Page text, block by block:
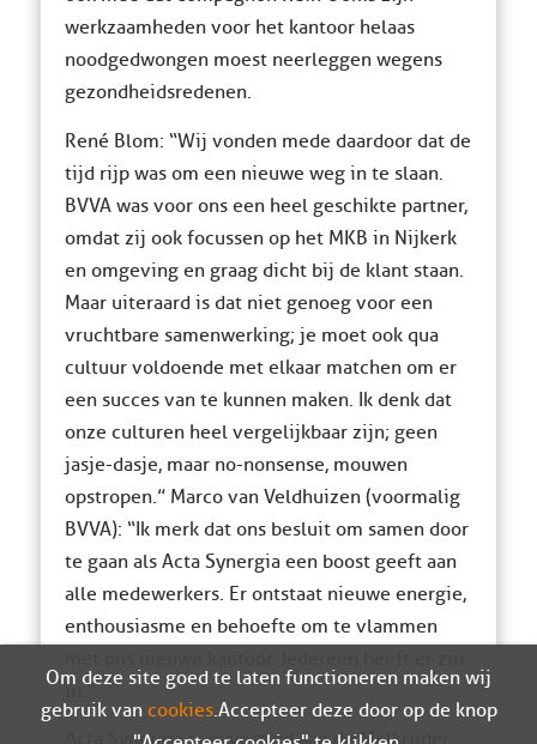
werkzaamheden voor het kantoor helaas
noodgedwongen moest neerleggen wegens
gezondheidsredenen.
René Blom: “Wij vonden mede daardoor dat de
tijd rijp was om een nieuwe weg in te slaan.
BVVA was voor ons een heel geschikte partner,
omdat zij ook focussen op het MKB in Nijkerk
en omgeving en graag dicht bij de klant staan.
Maar uiteraard is dat niet genoeg voor een
vruchtbare samenwerking; je moet ook qua
cultuur voldoende met elkaar matchen om er
een succes van te kunnen maken. Ik denk dat
onze culturen heel vergelijkbaar zijn; geen
jasje-dasje, maar no-nonsense, mouwen
opstropen.” Marco van Veldhuizen (voormalig
BVVA): “Ik merk dat ons besluit om samen door
te gaan als Acta Synergia een boost geeft aan
alle medewerkers. Er ontstaat nieuwe energie,
enthousiasme en behoefte om te vlammen
in.”
Om deze site goed te laten functioneren maken wij
gebruik van cookies. Accepteer deze door op de knop